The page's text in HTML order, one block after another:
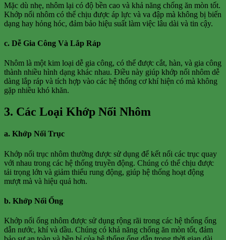
Mặc dù nhẹ, nhôm lại có độ bền cao và khả năng chống ăn mòn tốt.
Khớp nối nhôm có thể chịu được áp lực và va đập mà không bị biến
dạng hay hỏng hóc, đảm bảo hiệu suất làm việc lâu dài và tin cậy.
c. Dễ Gia Công Và Lắp Ráp
Nhôm là một kim loại dễ gia công, có thể được cắt, hàn, và gia công
thành nhiều hình dạng khác nhau. Điều này giúp khớp nối nhôm dễ
dàng lắp ráp và tích hợp vào các hệ thống cơ khí hiện có mà không
gặp nhiều khó khăn.
3. Các Loại Khớp Nối Nhôm
a. Khớp Nối Trục
Khớp nối trục nhôm thường được sử dụng để kết nối các trục quay
với nhau trong các hệ thống truyền động. Chúng có thể chịu được
tải trọng lớn và giảm thiểu rung động, giúp hệ thống hoạt động
mượt mà và hiệu quả hơn.
b. Khớp Nối Ống
Khớp nối ống nhôm được sử dụng rộng rãi trong các hệ thống ống
dẫn nước, khí và dầu. Chúng có khả năng chống ăn mòn tốt, đảm